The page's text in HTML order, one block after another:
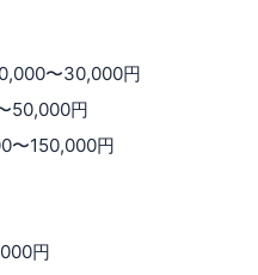
〜30,000円
50,000円
〜150,000円
円